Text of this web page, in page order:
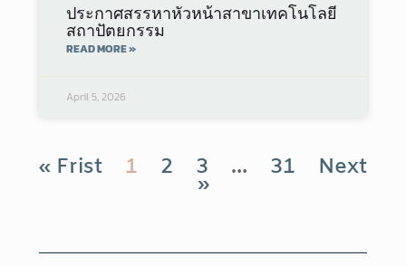
ประกาศสรรหาหัวหน้าสาขาเทคโนโลยี
สถาปัตยกรรม
READ MORE »
April 5, 2026
« Frist 1 2 3 … 31 Next
»